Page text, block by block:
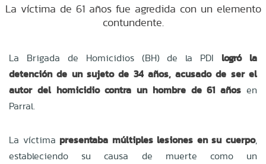
La víctima de 61 años fue agredida con un elemento
contundente.
La Brigada de Homicidios (BH) de la PDI logró la
detención de un sujeto de 34 años, acusado de ser el
autor del homicidio contra un hombre de 61 años en
Parral.
La víctima presentaba múltiples lesiones en su cuerpo,
estableciendo su causa de muerte como un